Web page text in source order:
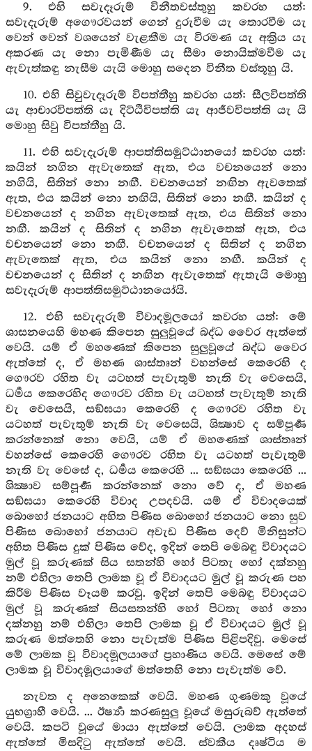
9. එහි සවැදෑරුම් විනීතවස්තුහු කවරහ යත්:
සවැදැරුම් අගෞරවයන් ගෙන් දුරුවීම යැ තොරවීම යැ
වෙන් වෙන් වශයෙන් වැළකීම යැ විරමණ යැ අක්‍රිය යැ
අකරණ යැ නො පැමිණීම යැ සීමා නොයික්මවීම යැ
ඇවැත්කඳු නැසීම යැයි මොහු සදෙන විනීත වස්තූහු යි.
10. එහි සිවුවැදෑරුම් විපත්තීහු කවරහ යත්: සීලවිපත්ති
යැ ආචාරවිපත්ති යැ දිට්ඨිවිපත්ති යැ ආජීවවිපත්ති යැ යි
මොහු සිවු විපත්තීහු යි.
11. එහි සවැදැරුම් ආපත්තිසමුට්ඨානයෝ කවරහ යත්:
කයින් නගින ඇවැතෙක් ඇත, එය වචනයෙන් නො
නගියි, සිතින් නො නඟී. වචනයෙන් නඟින ඇවතෙක්
ඇත, එය කයින් නො නඟියි, සිතින් නො නඟී. කයින් ද
වචනයෙන් ද නගින ඇවැතෙක් ඇත, එය සිතින් නො
නඟී. කයින් ද සිතින් ද නගින ඇවැතෙක් ඇත, එය
වචනයෙන් නො නඟී. වචනයෙන් ද සිතින් ද නගින
ඇවැතෙක් ඇත, එය කයින් නො නඟී. කයින් ද
වචනයෙන් ද සිතින් ද නඟින ඇවැතෙක් ඇතැයි මොහු
සවැදැරුම් ආපත්තිසමුට්ඨානයෝයි.
12. එහි සවැදැරුම් විවාදමූලයෝ කවරහ යත්: මේ
ශාසනයෙහි මහණ කිපෙන සුලුවූයේ බද්ධ වෛර ඇත්තේ
වෙයි. යම් ඒ මහණෙක් කිපෙන සුලුවූයේ බද්ධ වෛර
ඇත්තේ ද, ඒ මහණ ශාස්තෘන් වහන්සේ කෙරෙහි ද
ගෞරව රහිත වැ යටහත් පැවැතුම් නැති වැ වෙසෙයි,
ධර්‍මය කෙරෙහිද ගෞරව රහිත වැ යටහත් පැවැතුම් නැති
වැ වෙසෙයි, සඞ්ඝයා කෙරෙහි ද ගෞරව රහිත වැ
යටහත් පැවැතුම් නැති වැ වෙසෙයි, ශික්‍ෂාව ද සම්පූර්‍ණ
කරන්නෙක් නො වෙයි, යම් ඒ මහණෙක් ශාස්තෘන්
වහන්සේ කෙරෙහි ගෞරව රහිත වැ යටහත් පැවැතුම්
නැති වැ වෙසේ ද, ධර්‍මය කෙරෙහි ... සඞ්ඝයා කෙරෙහි ...
ශික්‍ෂාව සම්පූර්‍ණ කරන්නෙක් නො වේ ද, ඒ මහණ
සඞ්ඝයා කෙරෙහි විවාද උපදවයි. යම් ඒ විවාදයෙක්
බොහෝ ජනයාට අහිත පිණිස බොහෝ ජනයාට නො සුව
පිණිස බොහෝ ජනයාට අවැඩ පිණිස දෙව් මිනිසුන්ට
අහිත පිණිස දුක් පිණිස වේද, ඉදින් තෙපි මෙබඳු විවාදයට
මුල් වූ කරුණක් සිය සතන්හි හෝ පිටතැ හෝ දක්නහු
නම් එහිලා තෙපි ලාමක වූ ඒ විවාදයට මුල් වූ කරුණ පහ
කිරීම පිණිස වෑයම් කරවු. ඉදින් තෙපි මෙබඳු විවාදයට
මුල් වූ කරුණක් සියසතන්හි හෝ පිටතැ හෝ නො
දක්නහු නම් එහිලා තෙපි ලාමක වූ ඒ විවාදයට මුල් වූ
කරුණ මත්තෙහි නො පැවැත්ම පිණිස පිළිපදිවු. මෙසේ
මේ ලාමක වූ විවාදමූලයාගේ ප්‍රහාණිය වෙයි. මෙසේ මේ
ලාමක වූ විවාදමූලයාගේ මත්තෙහි නො පැවැත්ම වේ.
නැවත ද අනෙකෙක් වෙයි. මහණ ගුණමකු වූයේ
යුභග්‍රාහී වෙයි. ... ඊර්‍ෂ්‍යා කරණසුලු වූයේ මසුරුබව් ඇත්තේ
වෙයි. කපටි වූයේ මායා ඇත්තේ වෙයි. ලාමක අදහස්
ඇත්තේ මිසදිටු ඇත්තේ වෙයි. ස්වකීය දෘෂ්ටිය ම